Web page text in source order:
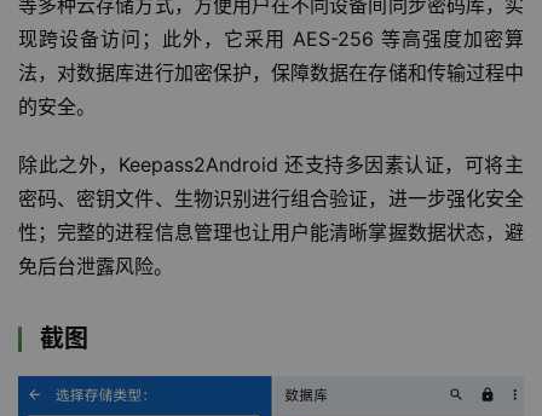
等多种云存储方式，方便用户在不同设备间同步密码库，实
现跨设备访问；此外，它采用 AES-256 等高强度加密算
法，对数据库进行加密保护，保障数据在存储和传输过程中
的安全。
除此之外，Keepass2Android 还支持多因素认证，可将主
密码、密钥文件、生物识别进行组合验证，进一步强化安全
性；完整的进程信息管理也让用户能清晰掌握数据状态，避
免后台泄露风险。
截图